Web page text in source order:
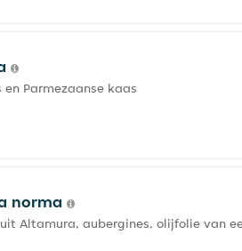
Parmezaanse kaas
norma
Altamura, aubergines, olijfolie van